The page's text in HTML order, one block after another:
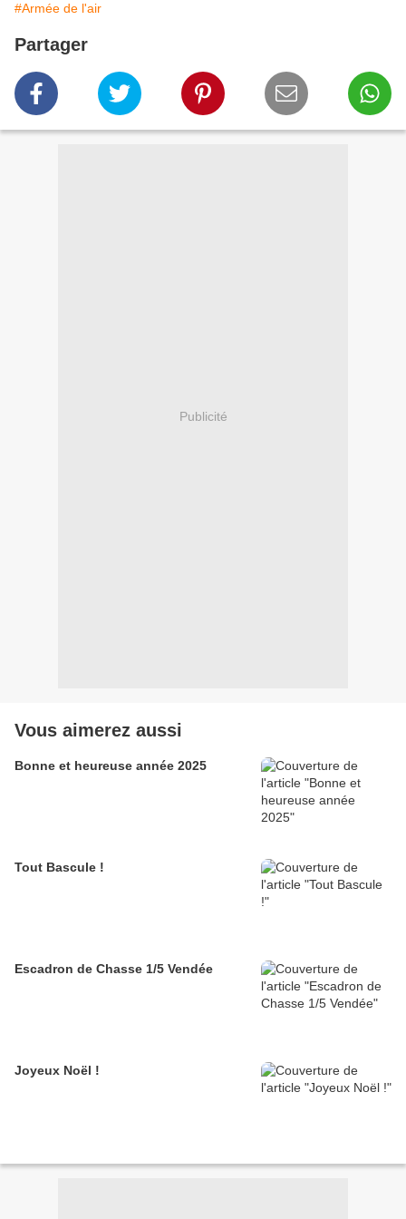
#Armée de l'air
Partager
Publicité
Vous aimerez aussi
Bonne et heureuse année 2025
Tout Bascule !
Escadron de Chasse 1/5 Vendée
Joyeux Noël !